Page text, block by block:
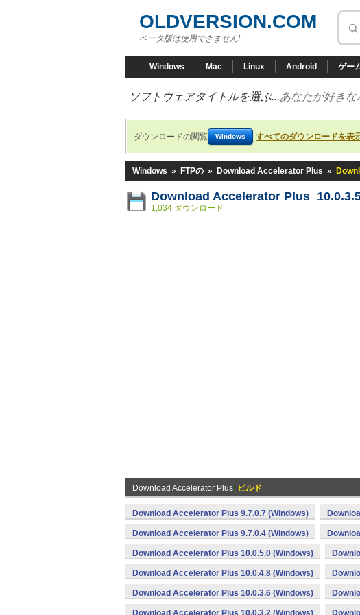
OLDVERSION.COM
ベータ版は使用できません!
Windows Mac Linux Android ゲー
ソフトウェアタイトルを選ぶ...あなたが好き
ダウンロードの閲覧 Windows すべてのダウンロードを表
Windows » FTPの » Download Accelerator Plus »
Download Accelerator Plus
1,034 ダウンロード
Download Accelerator Plus ビルド
Download Accelerator Plus 9.7.0.7 (Windows)
Download Accelerator Plus 9.7.0.4 (Windows)
Download Accelerator Plus 10.0.5.0 (Windows)
Download Accelerator Plus 10.0.4.8 (Windows)
Download Accelerator Plus 10.0.3.6 (Windows)
Download Accelerator Plus 10.0.3.2 (Windows)